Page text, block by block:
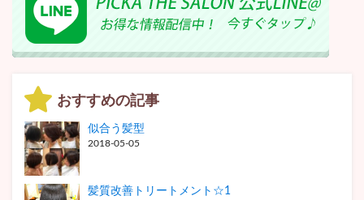
おすすめの記事
似合う髪型
2018-05-05
髪質改善トリートメント☆1